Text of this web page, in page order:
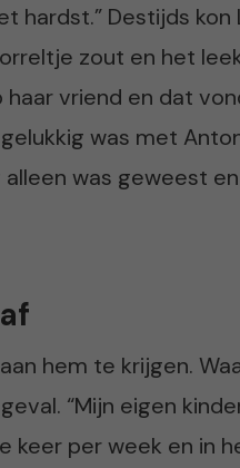
hardst.” Destijds kon
zout en het
vriend en dat
was met
was geweest
hem te krijgen.
“Mijn eigen
keer per week en in